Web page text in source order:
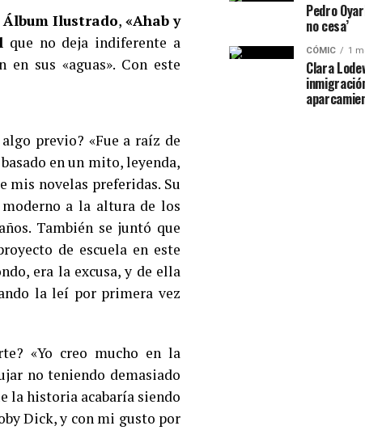
Ilustrado, «Ahab y
que no deja indiferente a
sus «aguas». Con este
previo? «Fue a raíz de
en un mito, leyenda,
mis novelas preferidas. Su
a la altura de los
También se juntó que
de escuela en este
era la excusa, y de ella
la leí por primera vez
«Yo creo mucho en la
no teniendo demasiado
la historia acabaría siendo
Dick, y con mi gusto por
Pedro
no cesa’
CÓMIC 1
Clara